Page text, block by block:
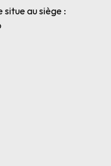
au siège :